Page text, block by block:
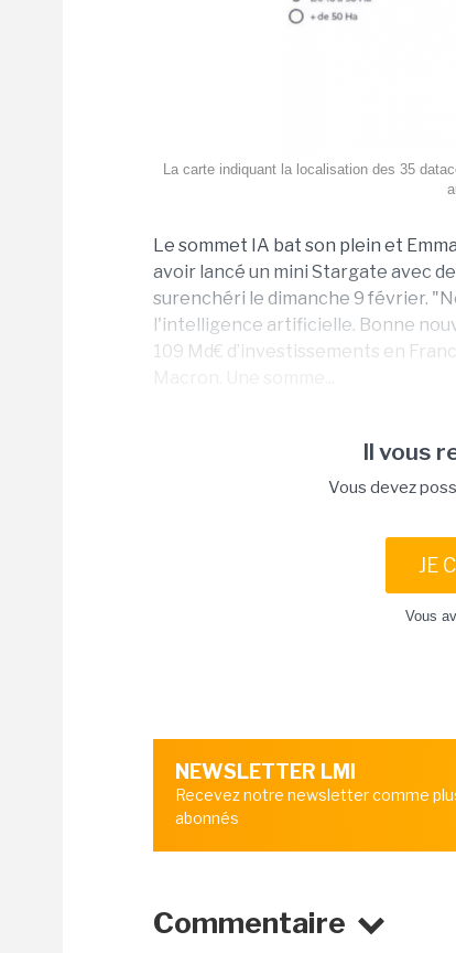
La carte indiquant la localisation des 35
Le sommet IA bat son plein et
avoir lancé un mini Stargate avec
surenchéri le dimanche 9 février.
l'intelligence artificielle. Bonne
109 Md€ d’investissements en
Il vous
Vous devez
JE
Vous
NEWSLETTER LMI
Recevez notre newsletter comme
abonnés
Commentaire